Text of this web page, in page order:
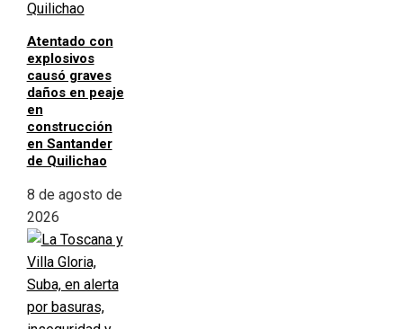
Atentado con
explosivos
causó graves
daños en peaje
en
construcción
en Santander
de Quilichao
8 de agosto de
2026